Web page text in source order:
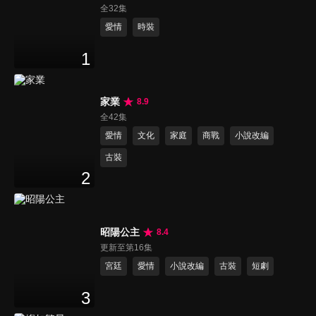
1
全32集
愛情
時裝
2
家業
8.9
全42集
愛情
文化 家庭 商戰 小說改編
古裝
3
昭陽公主
8.4
更新至第16集
宮廷
愛情 小說改編 古裝 短劇